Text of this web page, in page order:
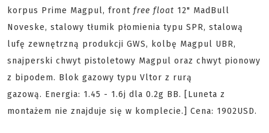
korpus Prime Magpul, front free float 12" MadBull
Noveske, stalowy tłumik płomienia typu SPR, stalową
lufę zewnętrzną produkcji GWS, kolbę Magpul UBR,
snajperski chwyt pistoletowy Magpul oraz chwyt pionowy
z bipodem. Blok gazowy typu Vltor z rurą
gazową. Energia: 1.45 - 1.6j dla 0.2g BB. [Luneta z
montażem nie znajduje się w komplecie.] Cena: 1902USD.